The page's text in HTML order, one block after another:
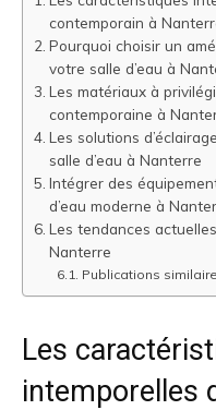
contemporain à
Pourquoi choisir un
votre salle d’eau à
Les matériaux à
contemporaine à
Les solutions
salle d’eau à Nanterre
Intégrer des
d’eau moderne à
Les tendances
Nanterre
Publications
Les
intemporelles